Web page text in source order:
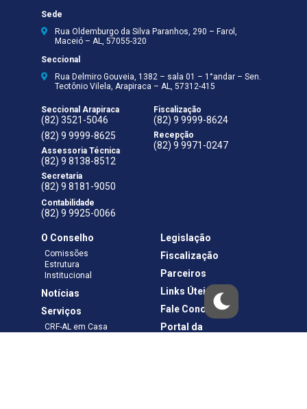
Sede
Rua Oldemburgo da Silva Paranhos, 290 – Farol,
Maceió – AL, 57055-320
Seccional
Rua Delmiro Gouveia, 1382 – sala 01 – 1°andar – Sen.
Teotônio Vilela, Arapiraca – AL, 57312-415
Seccional Arapiraca
(82) 3521-5046
(82) 9 9999-8625
Assessoria Técnica
(82) 9 8138-8512
Secretaria
(82) 9 8181-9050
Contabilidade
(82) 9 9925-0066
Fiscalização
(82) 9 9999-8624
Recepção
(82) 9 9971-0247
O Conselho
Comissões
Estrutura
Institucional
Notícias
Serviços
CRF-AL em Casa
Legislação
Fiscalização
Parceiros
Links Úteis
Fale Conosco
Portal da